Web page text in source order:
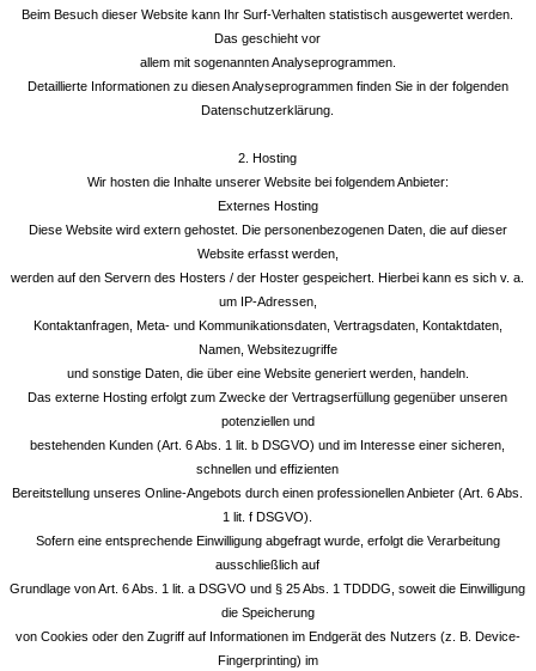
Beim Besuch dieser Website kann Ihr Surf-Verhalten statistisch ausgewertet werden.
Das geschieht vor
allem mit sogenannten Analyseprogrammen.
Detaillierte Informationen zu diesen Analyseprogrammen finden Sie in der folgenden
Datenschutzerklärung.
2. Hosting
Wir hosten die Inhalte unserer Website bei folgendem Anbieter:
Externes Hosting
Diese Website wird extern gehostet. Die personenbezogenen Daten, die auf dieser
Website erfasst werden,
werden auf den Servern des Hosters / der Hoster gespeichert. Hierbei kann es sich v. a.
um IP-Adressen,
Kontaktanfragen, Meta- und Kommunikationsdaten, Vertragsdaten, Kontaktdaten,
Namen, Websitezugriffe
und sonstige Daten, die über eine Website generiert werden, handeln.
Das externe Hosting erfolgt zum Zwecke der Vertragserfüllung gegenüber unseren
potenziellen und
bestehenden Kunden (Art. 6 Abs. 1 lit. b DSGVO) und im Interesse einer sicheren,
schnellen und effizienten
Bereitstellung unseres Online-Angebots durch einen professionellen Anbieter (Art. 6 Abs.
1 lit. f DSGVO).
Sofern eine entsprechende Einwilligung abgefragt wurde, erfolgt die Verarbeitung
ausschließlich auf
Grundlage von Art. 6 Abs. 1 lit. a DSGVO und § 25 Abs. 1 TDDDG, soweit die Einwilligung
die Speicherung
von Cookies oder den Zugriff auf Informationen im Endgerät des Nutzers (z. B. Device-
Fingerprinting) im